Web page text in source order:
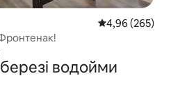
Середня
4,96 (265)
водойми